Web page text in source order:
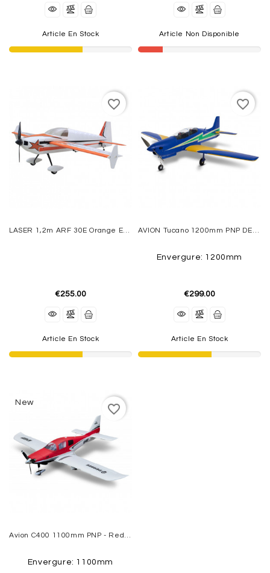
Article En Stock Article Non Disponible
LASER 1,2m ARF 30E Orange Et Blanc SEAGULL MODEL
€255.00
Article En Stock
favorite_border
AVION Tucano 1200mm PNP DERBEE
Envergure: 1200mm
€299.00
Article En Stock
favorite_border
New
Avion C400 1100mm PNP - Red DERBEE
Envergure: 1100mm
favorite_border